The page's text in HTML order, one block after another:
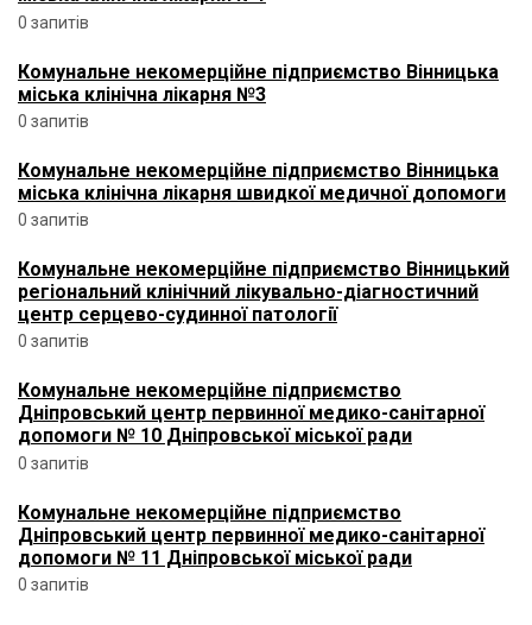
0 запитів
Комунальне некомерційне підприємство Вінницька
міська клінічна лікарня №3
0 запитів
Комунальне некомерційне підприємство Вінницька
міська клінічна лікарня швидкої медичної допомоги
0 запитів
Комунальне некомерційне підприємство Вінницький
регіональний клінічний лікувально-діагностичний
центр серцево-судинної патології
0 запитів
Комунальне некомерційне підприємство
Дніпровський центр первинної медико-санітарної
допомоги № 10 Дніпровської міської ради
0 запитів
Комунальне некомерційне підприємство
Дніпровський центр первинної медико-санітарної
допомоги № 11 Дніпровської міської ради
0 запитів